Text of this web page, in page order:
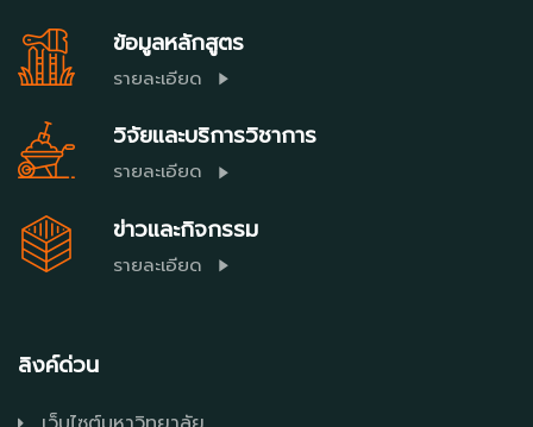
ข้อมูลหลักสูตร
รายละเอียด
วิจัยและบริการวิชาการ
รายละเอียด
ข่าวและกิจกรรม
รายละเอียด
ลิงค์ด่วน